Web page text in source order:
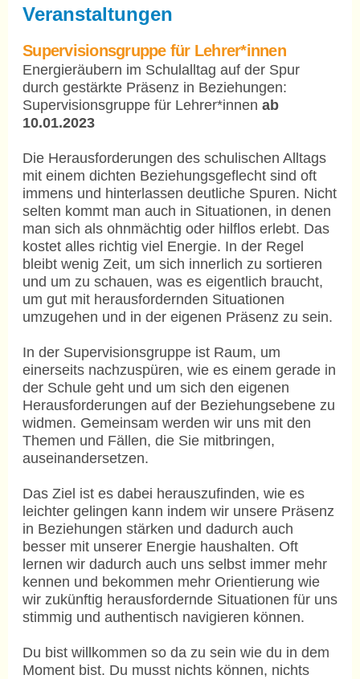
Veranstaltungen
Supervisionsgruppe für Lehrer*innen
Energieräubern im Schulalltag auf der Spur
durch gestärkte Präsenz in Beziehungen:
Supervisionsgruppe für Lehrer*innen ab
10.01.2023
Die Herausforderungen des schulischen Alltags
mit einem dichten Beziehungsgeflecht sind oft
immens und hinterlassen deutliche Spuren. Nicht
selten kommt man auch in Situationen, in denen
man sich als ohnmächtig oder hilflos erlebt. Das
kostet alles richtig viel Energie. In der Regel
bleibt wenig Zeit, um sich innerlich zu sortieren
und um zu schauen, was es eigentlich braucht,
um gut mit herausfordernden Situationen
umzugehen und in der eigenen Präsenz zu sein.
In der Supervisionsgruppe ist Raum, um
einerseits nachzuspüren, wie es einem gerade in
der Schule geht und um sich den eigenen
Herausforderungen auf der Beziehungsebene zu
widmen. Gemeinsam werden wir uns mit den
Themen und Fällen, die Sie mitbringen,
auseinandersetzen.
Das Ziel ist es dabei herauszufinden, wie es
leichter gelingen kann indem wir unsere Präsenz
in Beziehungen stärken und dadurch auch
besser mit unserer Energie haushalten. Oft
lernen wir dadurch auch uns selbst immer mehr
kennen und bekommen mehr Orientierung wie
wir zukünftig herausfordernde Situationen für uns
stimmig und authentisch navigieren können.
Du bist willkommen so da zu sein wie du in dem
Moment bist. Du musst nichts können, nichts